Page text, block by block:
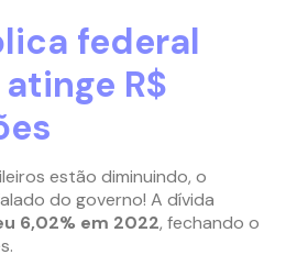
federal
R$
estão diminuindo, o
do governo! A dívida
6,02% em 2022, fechando o